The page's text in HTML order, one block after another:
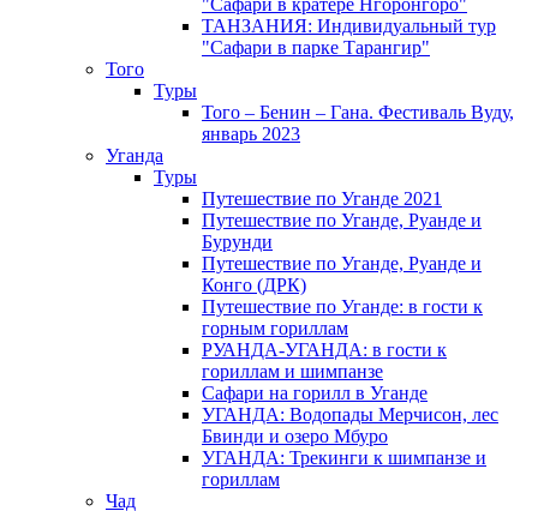
"Сафари в кратере Нгоронгоро"
ТАНЗАНИЯ: Индивидуальный тур
"Сафари в парке Тарангир"
Того
Туры
Того – Бенин – Гана. Фестиваль Вуду,
январь 2023
Уганда
Туры
Путешествие по Уганде 2021
Путешествие по Уганде, Руанде и
Бурунди
Путешествие по Уганде, Руанде и
Конго (ДРК)
Путешествие по Уганде: в гости к
горным гориллам
РУАНДА-УГАНДА: в гости к
гориллам и шимпанзе
Сафари на горилл в Уганде
УГАНДА: Водопады Мерчисон, лес
Бвинди и озеро Мбуро
УГАНДА: Трекинги к шимпанзе и
гориллам
Чад